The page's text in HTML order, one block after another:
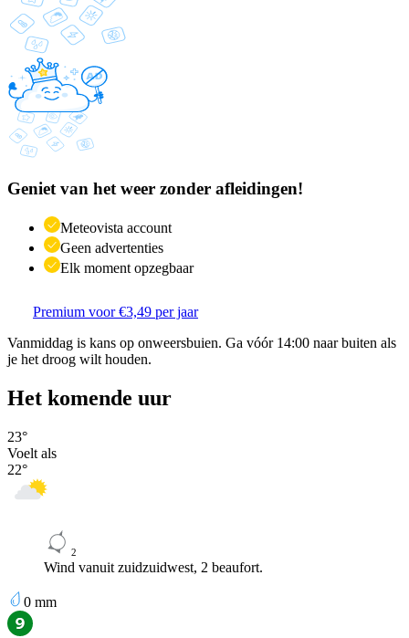
Geniet van het weer zonder afleidingen!
Meteovista account
Geen advertenties
Elk moment opzegbaar
Premium voor €3,49 per jaar
Vanmiddag is kans op onweersbuien. Ga vóór 14:00 naar buiten als
je het droog wilt houden.
Het komende uur
23°
Voelt als
22°
2
Wind vanuit zuidzuidwest, 2 beaufort.
0 mm